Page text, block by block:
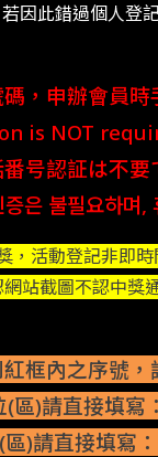
因此錯過個人登
，申辦會員
is NOT
号認証は不
은 불필요하며
活動登記非即
站截圖不認中獎
框內之序號
)請直接填寫
)請直接填寫